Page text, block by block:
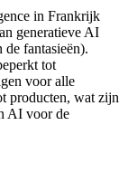
in Frankrijk
generatieve AI
fantasieën).
tot
voor alle
producten, wat zijn
AI voor de